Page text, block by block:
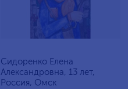
Сидоренко Елена
Александровна, 13 лет,
Россия, Омск